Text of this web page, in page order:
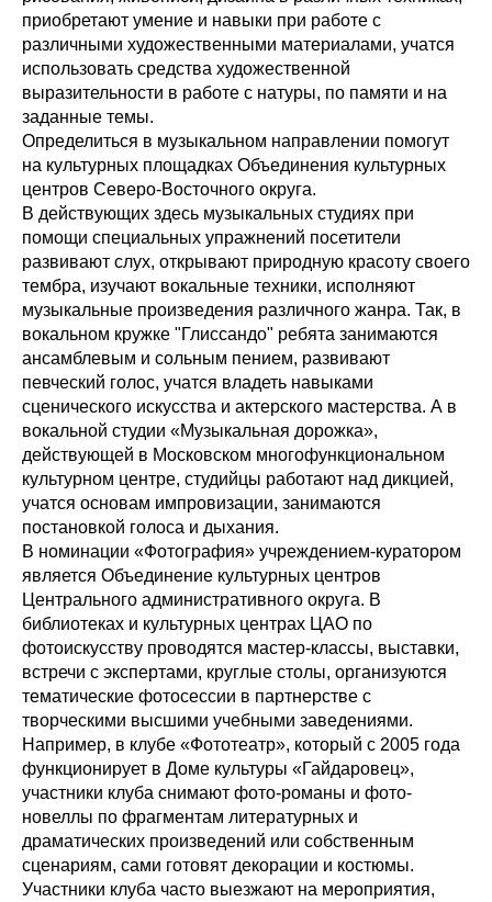
приобретают умение и навыки при работе с
различными художественными материалами, учатся
использовать средства художественной
выразительности в работе с натуры, по памяти и на
заданные темы.
Определиться в музыкальном направлении помогут
на культурных площадках Объединения культурных
центров Северо-Восточного округа.
В действующих здесь музыкальных студиях при
помощи специальных упражнений посетители
развивают слух, открывают природную красоту своего
тембра, изучают вокальные техники, исполняют
музыкальные произведения различного жанра. Так, в
вокальном кружке "Глиссандо" ребята занимаются
ансамблевым и сольным пением, развивают
певческий голос, учатся владеть навыками
сценического искусства и актерского мастерства. А в
вокальной студии «Музыкальная дорожка»,
действующей в Московском многофункциональном
культурном центре, студийцы работают над дикцией,
учатся основам импровизации, занимаются
постановкой голоса и дыхания.
В номинации «Фотография» учреждением-куратором
является Объединение культурных центров
Центрального административного округа. В
библиотеках и культурных центрах ЦАО по
фотоискусству проводятся мастер-классы, выставки,
встречи с экспертами, круглые столы, организуются
тематические фотосессии в партнерстве с
творческими высшими учебными заведениями.
Например, в клубе «Фототеатр», который с 2005 года
функционирует в Доме культуры «Гайдаровец»,
участники клуба снимают фото-романы и фото-
новеллы по фрагментам литературных и
драматических произведений или собственным
сценариям, сами готовят декорации и костюмы.
Участники клуба часто выезжают на мероприятия,